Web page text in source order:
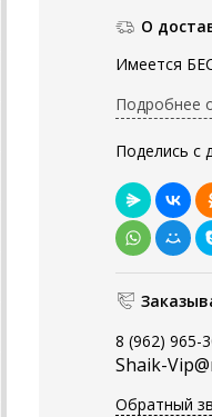
О
Имеется
Подробнее
Поделись с
8 (962) 965-
Shaik-
Обратный